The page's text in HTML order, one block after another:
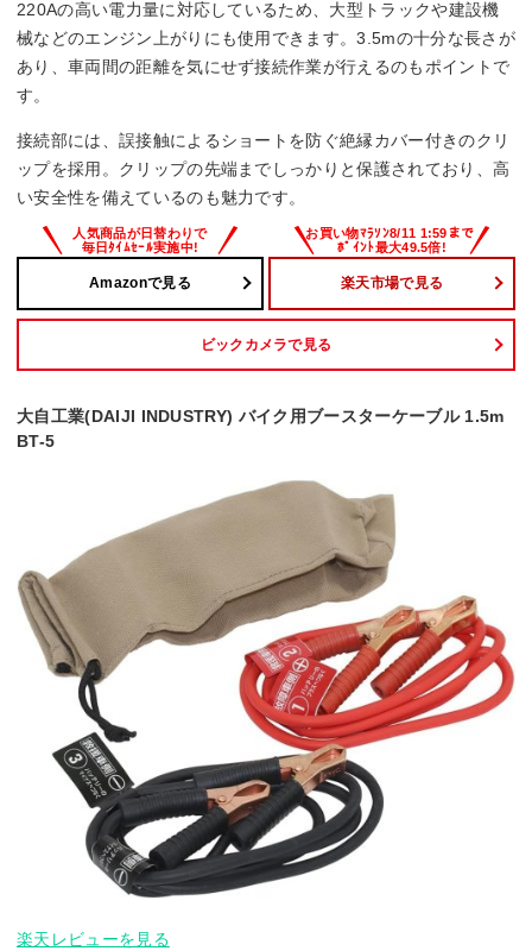
220Aの高い電力量に対応しているため、大型トラックや建設機
械などのエンジン上がりにも使用できます。3.5mの十分な長さが
あり、車両間の距離を気にせず接続作業が行えるのもポイントで
す。
接続部には、誤接触によるショートを防ぐ絶縁カバー付きのクリ
ップを採用。クリップの先端までしっかりと保護されており、高
い安全性を備えているのも魅力です。
Amazonで見る 楽天市場で見る
ビックカメラで見る
大自工業(DAIJI INDUSTRY) バイク用ブースターケーブル 1.5m
BT-5
楽天レビューを見る